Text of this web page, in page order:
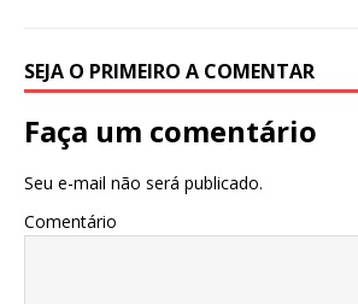
SEJA O PRIMEIRO A COMENTAR
Faça um comentário
Seu e-mail não será publicado.
Comentário